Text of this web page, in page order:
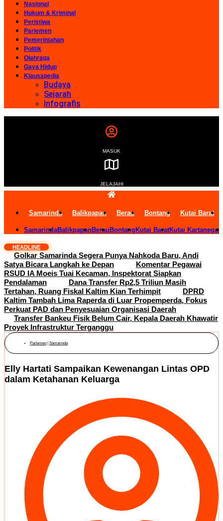
Nasional
Hukum & Kriminal
Peristiwa
Parlemen
Pemerintahan
Politik
Olahraga
Gaya Hidup
Klausapedia
Budaya
Sejarah
Infografis
MASUK
JELAJAHI
Samarinda Balikpapan Berau Bontang Kutai Barat
SamarindaBalikpapanBerau Bontang Kutai BaratKutai
HEADLINE
Golkar Samarinda Segera Punya Nahkoda Baru, Andi
Satya Bicara Langkah ke Depan
Komentar Pegawai
RSUD IA Moeis Tuai Kecaman, Inspektorat Siapkan
Pendalaman
Dana Transfer Rp2,5 Triliun Masih
Tertahan, Ruang Fiskal Kaltim Kian Terhimpit
DPRD
Kaltim Tambah Lima Raperda di Luar Propemperda, Fokus
Perkuat PAD dan Penyesuaian Organisasi Daerah
Transfer Bankeu Fisik Belum Cair, Kepala Daerah Khawatir
Proyek Infrastruktur Terganggu
Parlemen Samarinda
Elly Hartati Sampaikan Kewenangan Lintas OPD
dalam Ketahanan Keluarga